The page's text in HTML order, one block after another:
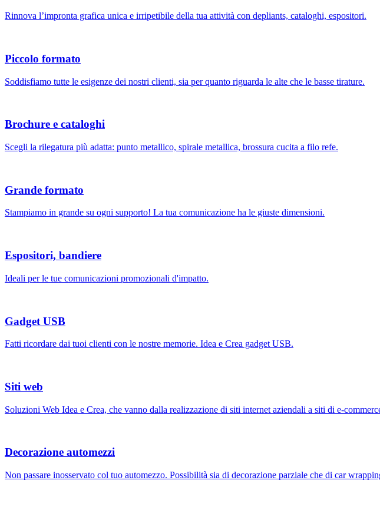
Rinnova l’impronta grafica unica e irripetibile della tua attività con depliants, cataloghi, espositori.
Piccolo formato
Soddisfiamo tutte le esigenze dei nostri clienti, sia per quanto riguarda le alte che le basse tirature.
Brochure e cataloghi
Scegli la rilegatura più adatta: punto metallico, spirale metallica, brossura cucita a filo refe.
Grande formato
Stampiamo in grande su ogni supporto! La tua comunicazione ha le giuste dimensioni.
Espositori, bandiere
Ideali per le tue comunicazioni promozionali d'impatto.
Gadget USB
Fatti ricordare dai tuoi clienti con le nostre memorie. Idea e Crea gadget USB.
Siti web
Soluzioni Web Idea e Crea, che vanno dalla realizzazione di siti internet aziendali a siti di e-
Decorazione automezzi
Non passare inosservato col tuo automezzo. Possibilità sia di decorazione parziale che di car